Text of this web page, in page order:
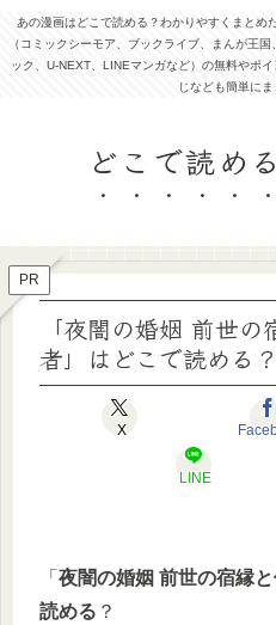
あの漫画はどこで読める？わかりやすくまとめ
（コミックシーモア、ブックライブ、まんが王
ック、U-NEXT、LINEマンガなど）の無料やポ
じなども簡単にま
どこで読め
PR
「夜闇の婚姻 前世
者」はどこで読める
X
LINE
「 夜闇の婚姻 前世の宿縁
読める ？